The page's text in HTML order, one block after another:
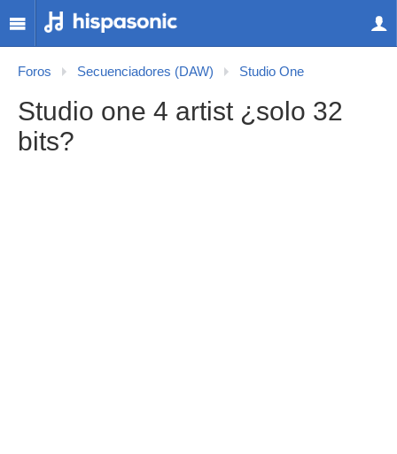
Foros Secuenciadores (DAW) Studio One
Studio one 4 artist ¿solo 32
bits?